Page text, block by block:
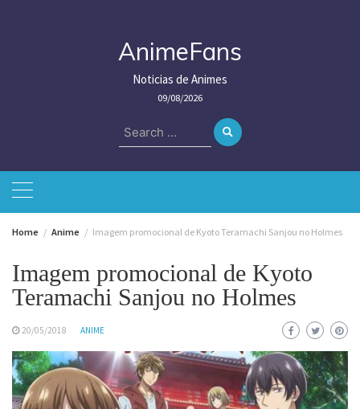
AnimeFans
Noticias de Animes
09/08/2026
Search
for:
Home Anime Imagem promocional de Kyoto Teramachi Sanjou no Holmes
Imagem promocional de Kyoto
Teramachi Sanjou no Holmes
20/05/2018 ANIME